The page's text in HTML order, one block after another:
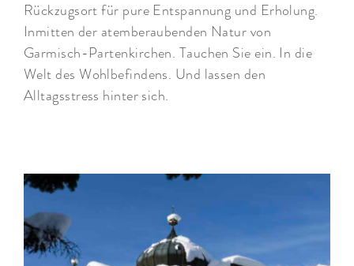
Rückzugsort für pure Entspannung und Erholung.
Inmitten der atemberaubenden Natur von
Garmisch-Partenkirchen. Tauchen Sie ein. In die
Welt des Wohlbefindens. Und lassen den
Alltagsstress hinter sich.